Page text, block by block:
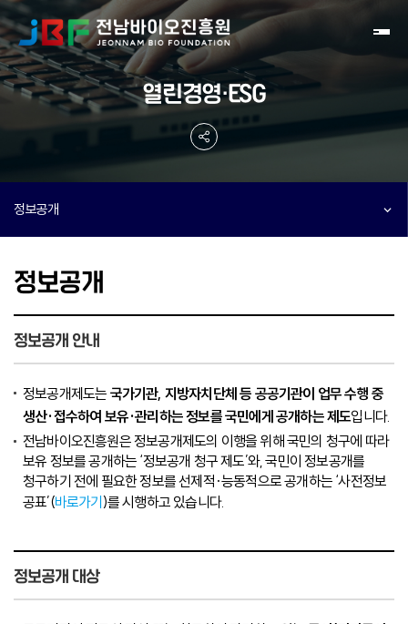
열린경영·ESG
정보공개
정보공개
정보공개 안내
정보공개제도는 국가기관, 지방자치단체 등 공공기관이 업무 수행 중
생산·접수하여 보유·관리하는 정보를 국민에게 공개하는 제도입니다.
전남바이오진흥원은 정보공개제도의 이행을 위해 국민의 청구에 따라
보유 정보를 공개하는 ‘정보공개 청구 제도’와, 국민이 정보공개를
청구하기 전에 필요한 정보를 선제적·능동적으로 공개하는 ‘사전정보
공표’(바로가기 )를 시행하고 있습니다.
정보공개 대상